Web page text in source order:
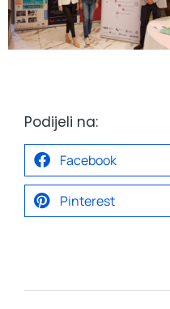
Podijeli na:
Facebook
Pinterest